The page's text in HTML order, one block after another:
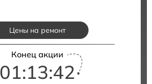
Цены на ремонт
Конец акции
01:13:41